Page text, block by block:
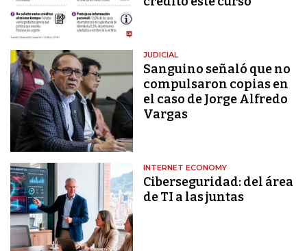
JUDICIAL
Sanguino señaló que no
compulsaron copias en
el caso de Jorge Alfredo
Vargas
INTERNET ECONOMY
Ciberseguridad: del área
de TI a las juntas